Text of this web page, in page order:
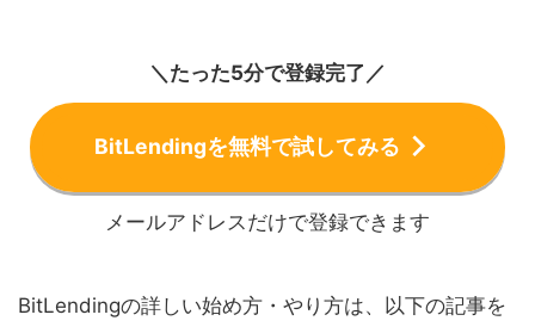
＼たった5分で登録完了／
BitLendingを無料で試してみる
メールアドレスだけで登録できます
BitLendingの詳しい始め方・やり方は、以下の記事を